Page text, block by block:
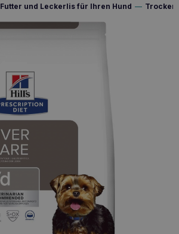
Futter und Leckerlis für Ihren Hund —